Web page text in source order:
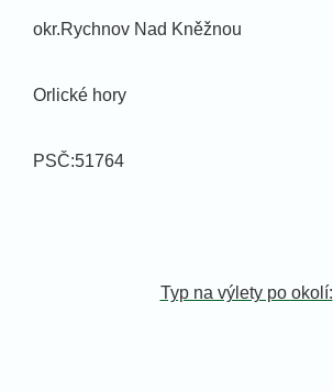
okr.Rychnov Nad Kněžnou
Orlické hory
PSČ:51764
Typ na výlety po okolí: